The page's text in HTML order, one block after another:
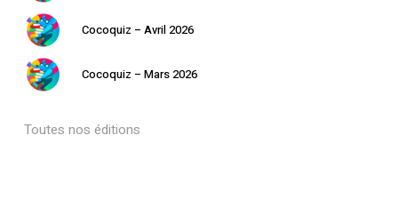
Cocoquiz – Avril 2026
Cocoquiz – Mars 2026
Toutes nos éditions